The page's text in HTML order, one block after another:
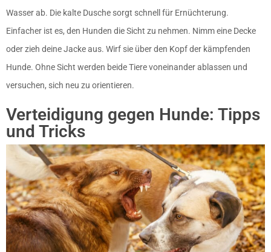
Wasser ab. Die kalte Dusche sorgt schnell für Ernüchterung.
Einfacher ist es, den Hunden die Sicht zu nehmen. Nimm eine Decke
oder zieh deine Jacke aus. Wirf sie über den Kopf der kämpfenden
Hunde. Ohne Sicht werden beide Tiere voneinander ablassen und
versuchen, sich neu zu orientieren.
Verteidigung gegen Hunde: Tipps
und Tricks